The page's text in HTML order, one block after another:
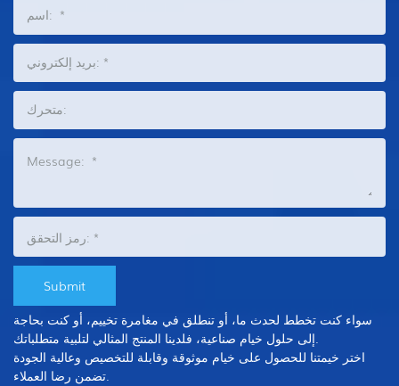
سواء كنت تخطط لحدث ما، أو تنطلق في مغامرة تخييم، أو كنت بحاجة
إلى حلول خيام صناعية، فلدينا المنتج المثالي لتلبية متطلباتك.
اختر خيمتنا للحصول على خيام موثوقة وقابلة للتخصيص وعالية الجودة
تضمن رضا العملاء.